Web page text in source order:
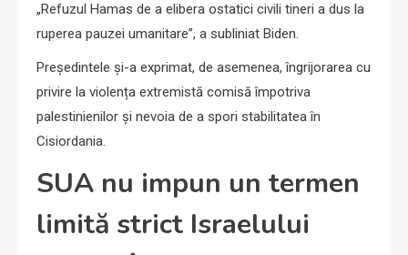
„Refuzul Hamas de a elibera ostatici civili tineri a dus la
ruperea pauzei umanitare”, a subliniat Biden.
Președintele și-a exprimat, de asemenea, îngrijorarea cu
privire la violența extremistă comisă împotriva
palestinienilor și nevoia de a spori stabilitatea în
Cisiordania.
SUA nu impun un termen
limită strict Israelului